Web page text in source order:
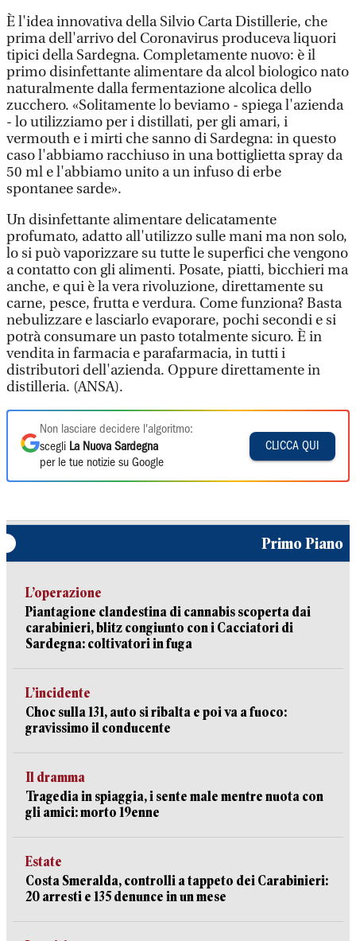
È l'idea innovativa della Silvio Carta Distillerie, che
prima dell'arrivo del Coronavirus produceva liquori
tipici della Sardegna. Completamente nuovo: è il
primo disinfettante alimentare da alcol biologico nato
naturalmente dalla fermentazione alcolica dello
zucchero. «Solitamente lo beviamo - spiega l'azienda
- lo utilizziamo per i distillati, per gli amari, i
vermouth e i mirti che sanno di Sardegna: in questo
caso l'abbiamo racchiuso in una bottiglietta spray da
50 ml e l'abbiamo unito a un infuso di erbe
spontanee sarde».
Un disinfettante alimentare delicatamente
profumato, adatto all'utilizzo sulle mani ma non solo,
lo si può vaporizzare su tutte le superfici che vengono
a contatto con gli alimenti. Posate, piatti, bicchieri ma
anche, e qui è la vera rivoluzione, direttamente su
carne, pesce, frutta e verdura. Come funziona? Basta
nebulizzare e lasciarlo evaporare, pochi secondi e si
potrà consumare un pasto totalmente sicuro. È in
vendita in farmacia e parafarmacia, in tutti i
distributori dell'azienda. Oppure direttamente in
distilleria. (ANSA).
Non lasciare decidere l'algoritmo:
scegli La Nuova Sardegna
per le tue notizie su Google
CLICCA QUI
Primo Piano
L’operazione
Piantagione clandestina di cannabis scoperta dai
carabinieri, blitz congiunto con i Cacciatori di
Sardegna: coltivatori in fuga
L’incidente
Choc sulla 131, auto si ribalta e poi va a fuoco:
gravissimo il conducente
Il dramma
Tragedia in spiaggia, i sente male mentre nuota con
gli amici: morto 19enne
Estate
Costa Smeralda, controlli a tappeto dei Carabinieri:
20 arresti e 135 denunce in un mese